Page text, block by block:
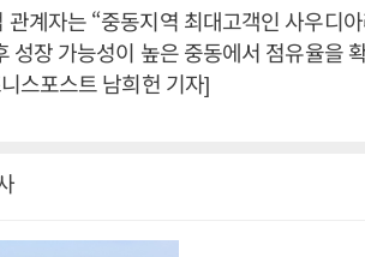
관계자는 “중동지역 최대고객인 사우디
성장 가능성이 높은 중동에서 점유율을
스포스트 남희헌 기자]